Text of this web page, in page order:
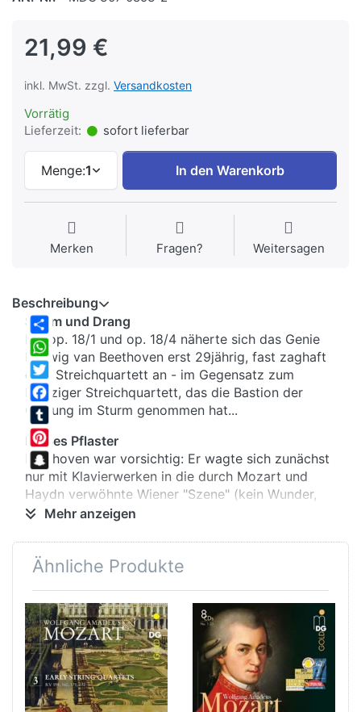
21,99 €
inkl. MwSt. zzgl. Versandkosten
Vorrätig
Lieferzeit:
sofort lieferbar
Menge:1 In den Warenkorb
Merken Fragen? Weitersagen
Share
WhatsApp
Twitter
Facebook
Tumblr
Pinterest
Snapchat
Beschreibung
Sturm und Drang
Mit op. 18/1 und op. 18/4 näherte sich das Genie
Ludwig van Beethoven erst 29jährig, fast zaghaft
dem Streichquartett an - im Gegensatz zum
Leipziger Streichquartett, das die Bastion der
Gattung im Sturm genommen hat...
Heißes Pflaster
Beethoven war vorsichtig: Er wagte sich zunächst
nur mit Klavierwerken in die durch Mozart und
Haydn verwöhnte Wiener "Szene" (kein Wunder,
galt er doch in Wien als der beste Klavierspieler
Streichquartetten hervorgewagt hatte, revidiert er
sie Jahre später gründlich, "indem ich erst jetzt
Kopfnüsse
Für Beethoven galt jedoch nicht Selbstkritik als
höchstes Leitbild, sondern Originalität. Wie
niemand zuvor führte er das verwendetete
Tonmaterial der Gesamtkomposition auf
motivische Kerne zurück - Notengruppen von
Mehr anzeigen
Ähnliche Produkte